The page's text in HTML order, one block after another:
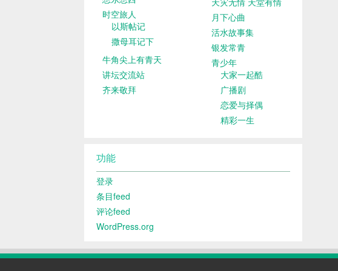
时空旅人
以斯帖记
撒母耳记下
牛角尖上有青天
讲坛交流站
齐来敬拜
月下心曲
活水故事集
银发常青
青少年
大家一起酷
广播剧
恋爱与择偶
精彩一生
功能
登录
条目feed
评论feed
WordPress.org